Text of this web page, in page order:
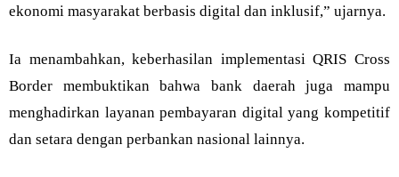
ekonomi masyarakat berbasis digital dan inklusif,” ujarnya.
Ia menambahkan, keberhasilan implementasi QRIS Cross
Border membuktikan bahwa bank daerah juga mampu
menghadirkan layanan pembayaran digital yang kompetitif
dan setara dengan perbankan nasional lainnya.